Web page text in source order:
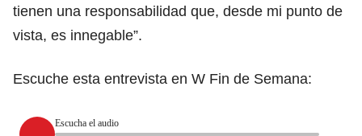
tienen una responsabilidad que, desde mi punto de
vista, es innegable”.
Escuche esta entrevista en W Fin de Semana:
Escucha el audio